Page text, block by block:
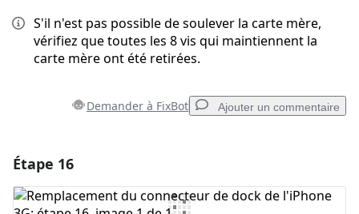
S'il n'est pas possible de soulever la carte mère,
vérifiez que toutes les 8 vis qui maintiennent la
carte mère ont été retirées.
Demander à FixBot Ajouter un commentaire
Ajouter un commentaire
Étape 16